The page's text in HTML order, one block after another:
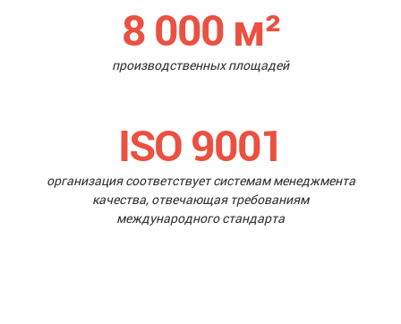
8 000 м²
производственных площадей
ISO 9001
организация соответствует системам менеджмента
качества, отвечающая требованиям
международного стандарта